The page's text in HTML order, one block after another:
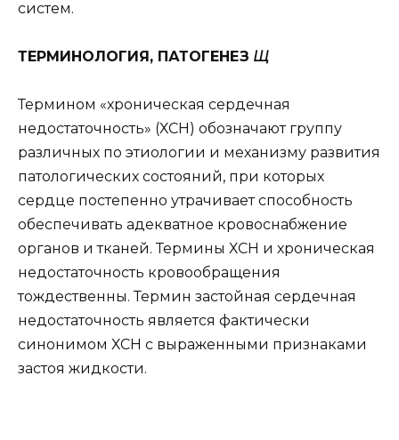
систем.
ТЕРМИНОЛОГИЯ, ПАТОГЕНЕЗ Щ
Термином «хроническая сердечная
недостаточность» (ХСН) обозначают группу
различных по этиологии и механизму развития
патологических состояний, при которых
сердце постепенно утрачивает способность
обеспечивать адекватное кровоснабжение
органов и тканей. Термины ХСН и хроническая
недостаточность кровообращения
тождественны. Термин застойная сердечная
недостаточность является фактически
синонимом ХСН с выраженными признаками
застоя жидкости.